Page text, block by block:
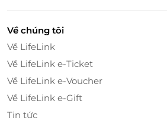
Về chúng tôi
Về LifeLink
Về LifeLink e-Ticket
Về LifeLink e-Voucher
Về LifeLink e-Gift
Tin tức